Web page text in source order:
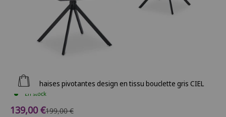
Ajouter au panier
Lot de 2 chaises pivotantes design en tissu bouclette gris CIEL
En stock
Prix de vente
139,00 €Prix normal
199,00 €